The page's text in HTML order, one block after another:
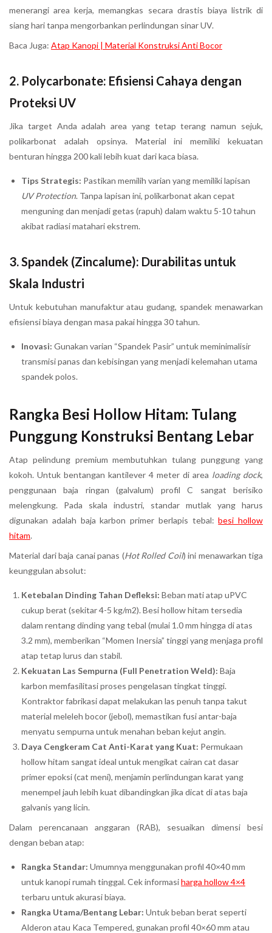
menerangi area kerja, memangkas secara drastis biaya listrik di
siang hari tanpa mengorbankan perlindungan sinar UV.
Baca Juga: Atap Kanopi | Material Konstruksi Anti Bocor
2. Polycarbonate: Efisiensi Cahaya dengan
Proteksi UV
Jika target Anda adalah area yang tetap terang namun sejuk,
polikarbonat adalah opsinya. Material ini memiliki kekuatan
benturan hingga 200 kali lebih kuat dari kaca biasa.
Tips Strategis: Pastikan memilih varian yang memiliki lapisan
UV Protection. Tanpa lapisan ini, polikarbonat akan cepat
menguning dan menjadi getas (rapuh) dalam waktu 5-10 tahun
akibat radiasi matahari ekstrem.
3. Spandek (Zincalume): Durabilitas untuk
Skala Industri
Untuk kebutuhan manufaktur atau gudang, spandek menawarkan
efisiensi biaya dengan masa pakai hingga 30 tahun.
Inovasi: Gunakan varian “Spandek Pasir” untuk meminimalisir
transmisi panas dan kebisingan yang menjadi kelemahan utama
spandek polos.
Rangka Besi Hollow Hitam: Tulang
Punggung Konstruksi Bentang Lebar
Atap pelindung premium membutuhkan tulang punggung yang
kokoh. Untuk bentangan kantilever 4 meter di area loading dock,
penggunaan baja ringan (galvalum) profil C sangat berisiko
melengkung. Pada skala industri, standar mutlak yang harus
digunakan adalah baja karbon primer berlapis tebal:besi hollow
hitam.
Material dari baja canai panas (Hot Rolled Coil) ini menawarkan tiga
keunggulan absolut:
Ketebalan Dinding Tahan Defleksi: Beban mati atap uPVC
cukup berat (sekitar 4-5 kg/m2). Besi hollow hitam tersedia
dalam rentang dinding yang tebal (mulai 1.0 mm hingga di atas
3.2 mm), memberikan “Momen Inersia” tinggi yang menjaga profil
atap tetap lurus dan stabil.
Kekuatan Las Sempurna (Full Penetration Weld): Baja
karbon memfasilitasi proses pengelasan tingkat tinggi.
Kontraktor fabrikasi dapat melakukan las penuh tanpa takut
material meleleh bocor (jebol), memastikan fusi antar-baja
menyatu sempurna untuk menahan beban kejut angin.
Daya Cengkeram Cat Anti-Karat yang Kuat: Permukaan
hollow hitam sangat ideal untuk mengikat cairan cat dasar
primer epoksi (cat meni), menjamin perlindungan karat yang
menempel jauh lebih kuat dibandingkan jika dicat di atas baja
galvanis yang licin.
Dalam perencanaan anggaran (RAB), sesuaikan dimensi besi
dengan beban atap:
Rangka Standar: Umumnya menggunakan profil 40×40 mm
untuk kanopi rumah tinggal. Cek informasiharga hollow 4×4
terbaru untuk akurasi biaya.
Rangka Utama/Bentang Lebar: Untuk beban berat seperti
Alderon atau Kaca Tempered, gunakan profil 40×60 mm atau